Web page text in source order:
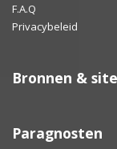
F.A.Q
Privacybeleid
Bronnen &
Paragnosten